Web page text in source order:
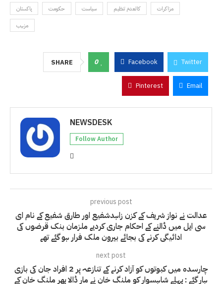
پاکستان حکومت سیاست کالعدم تنظیم
مزاکرات
مزہب
SHARE 0 Facebook Twitter
Pinterest Email
NEWSDESK
Follow Author
previous post
عدالت نے نواز شریف کے کزن زاہدشفیع اور طارق شفیع کے نام ای
سی ایل میں ڈالنے کے احکام جاری کردیے ملزمان بنک قرضوں کی
ادائیگی کرنے کی بجائے بیرون ملک فرار ہو گئے تھے
next post
چارسدہ میں کبوتوں کو آزاد کرنے کے تنازعہ پر 2 افراد جان کی بازی
ہار گئے : پہلے شاہسوار کو ملنگ خان نے مار ڈالا پھر ملنگ خان کے